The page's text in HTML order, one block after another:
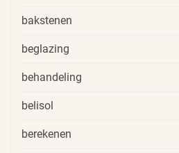
bakstenen
beglazing
behandeling
belisol
berekenen